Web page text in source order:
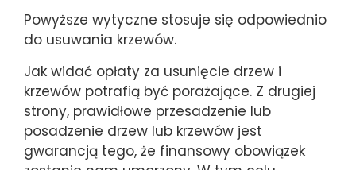
Powyższe wytyczne stosuje się odpowiednio
do usuwania krzewów.
Jak widać opłaty za usunięcie drzew i
krzewów potrafią być porażające. Z drugiej
strony, prawidłowe przesadzenie lub
posadzenie drzew lub krzewów jest
gwarancją tego, że finansowy obowiązek